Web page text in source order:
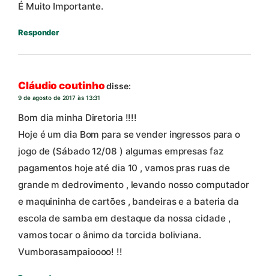
É Muito Importante.
Responder
Cláudio coutinhodisse:
9 de agosto de 2017 às 13:31
Bom dia minha Diretoria !!!!
Hoje é um dia Bom para se vender ingressos para o
jogo de (Sábado 12/08 ) algumas empresas faz
pagamentos hoje até dia 10 , vamos pras ruas de
grande m dedrovimento , levando nosso computador
e maquininha de cartões , bandeiras e a bateria da
escola de samba em destaque da nossa cidade ,
vamos tocar o ânimo da torcida boliviana.
Vumborasampaioooo! !!